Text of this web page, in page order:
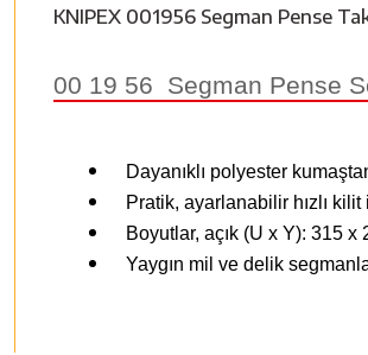
KNIPEX 001956 Segman Pense
00 19 56 Segman Pense
Dayanıklı polyester
Pratik, ayarlanabilir hızlı kilit
Boyutlar, açık (U x Y): 315 x
Yaygın mil ve delik